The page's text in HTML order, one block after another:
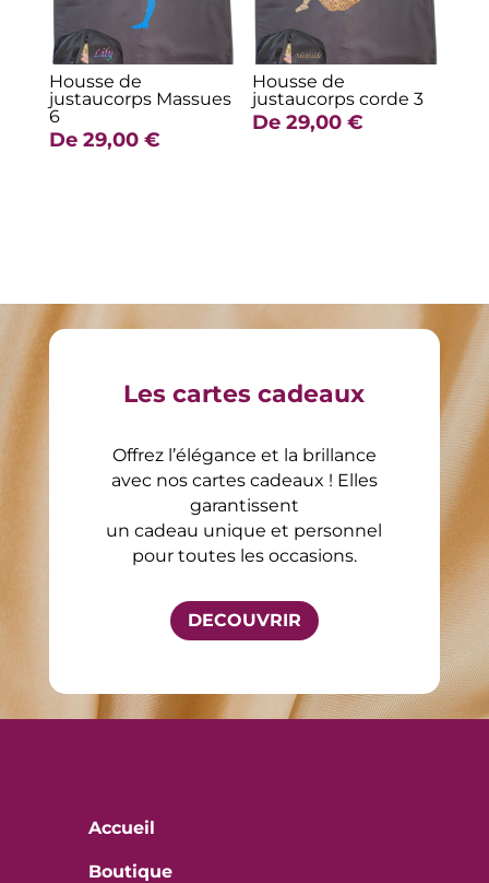
Housse de
justaucorps Massues
6
De 29,00 €
Housse de
justaucorps corde 3
De29,00€
Les cartes cadeaux
Offrez l’élégance et la brillance
avec nos cartes cadeaux ! Elles
garantissent
un cadeau unique et personnel
pour toutes les occasions.
DECOUVRIR
Accueil
Boutique